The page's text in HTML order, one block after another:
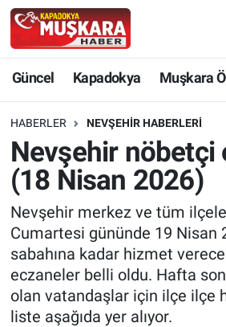
Güncel Kapadokya Muşkara
HABERLER NEVŞEHIR HABERLERI
Nevşehir nöbetçi
(18 Nisan 2026)
Nevşehir merkez ve tüm
Cumartesi gününde 19 Nisan
sabahına kadar hizmet
eczaneler belli oldu. Hafta
olan vatandaşlar için ilçe ilçe
liste aşağıda yer alıyor.
Güncel
SEÇİM
Muşkara Özel
Ekonomi
Kapadokya
Turizm
Nevşehir Hava Durumu
Nevşehir Trafik Yoğunluk
Süper Lig Puan Durumu ve
Tüm Manşetler
Son Dakika Haberleri
Haber Arşivi